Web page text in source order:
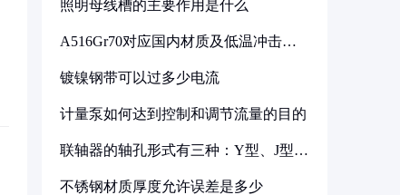
照明母线槽的主要作用是什么
A516Gr70对应国内材质及低温冲击要
镀镍钢带可以过多少电流
计量泵如何达到控制和调节流量的目的
联轴器的轴孔形式有三种：Y型、J型、
不锈钢材质厚度允许误差是多少